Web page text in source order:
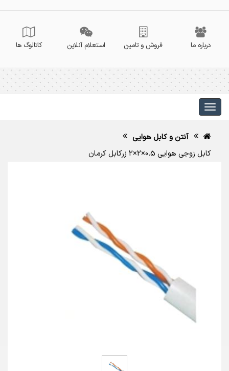
درباره ما فروش و تامین استعلام آنلاین کاتالوگ ها
آنتن و کابل هوایی
کابل زوجی هوایی 0.5×2×2 زرکابل کرمان